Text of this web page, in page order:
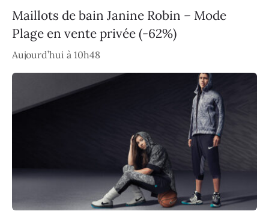
Maillots de bain Janine Robin – Mode
Plage en vente privée (-62%)
Aujourd’hui à 10h48